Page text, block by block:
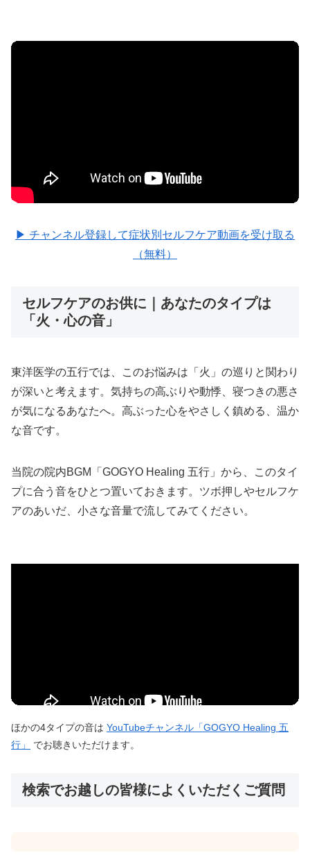
▶ チャンネル登録して症状別セルフケア動画を受け取る
（無料）
セルフケアのお供に｜あなたのタイプは
「火・心の音」
東洋医学の五行では、このお悩みは「火」の巡りと関わり
が深いと考えます。気持ちの高ぶりや動悸、寝つきの悪さ
が気になるあなたへ。高ぶった心をやさしく鎮める、温か
な音です。
当院の院内BGM「GOGYO Healing 五行」から、このタイ
プに合う音をひとつ置いておきます。ツボ押しやセルフケ
アのあいだ、小さな音量で流してみてください。
ほかの4タイプの音は YouTubeチャンネル「GOGYO Healing 五
行」
でお聴きいただけます。
検索でお越しの皆様によくいただくご質問